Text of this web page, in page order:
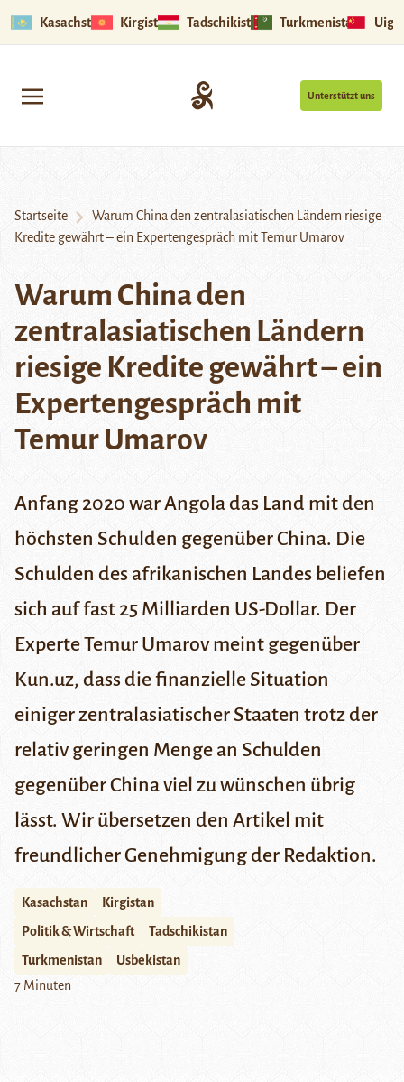
Kasachstan Kirgistan Tadschikistan Turkmenistan
Unterstützt uns
Startseite
Warum China den zentralasiatischen Ländern riesige
Kredite gewährt – ein Expertengespräch mit Temur Umarov
Warum China den
zentralasiatischen Ländern
riesige Kredite gewährt – ein
Expertengespräch mit
Temur Umarov
Anfang 2020 war Angola das Land mit den
höchsten Schulden gegenüber China. Die
Schulden des afrikanischen Landes beliefen
sich auf fast 25 Milliarden US-Dollar. Der
Experte Temur Umarov meint gegenüber
Kun.uz, dass die finanzielle Situation
einiger zentralasiatischer Staaten trotz der
relativ geringen Menge an Schulden
gegenüber China viel zu wünschen übrig
lässt. Wir übersetzen den Artikel mit
freundlicher Genehmigung der Redaktion.
Kasachstan
Kirgistan
Politik & Wirtschaft
Tadschikistan
Turkmenistan
Usbekistan
7 Minuten